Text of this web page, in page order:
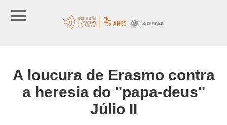
A loucura de Erasmo contra
a heresia do ''papa-deus''
Júlio II